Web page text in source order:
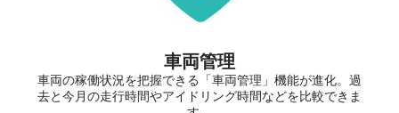
車両管理
車両の稼働状況を把握できる「車両管理」機能が進化。過
去と今月の走行時間やアイドリング時間などを比較できま